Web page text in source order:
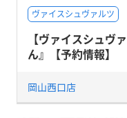
ヴァイスシュヴァルツ
【ヴァイスシュヴ
ん』【予約情報】
岡山西口店